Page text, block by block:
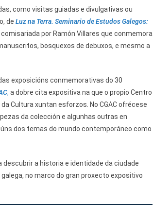
como visitas guiadas e divulgativas ou
de Luz na Terra. Seminario deEstudosGalegos:
por Ramón Villares que conmemora
bosquexos de debuxos, e mesmo a
exposicións conmemorativas do 30
, a dobre cita expositiva na que o propio Centro
Cultura xuntan esforzos. No CGAC ofrécese
da colección e algunhas outras en
dos temas do mundo contemporáneo como
descubrir a historia e identidade da ciudade
no marco do gran proxecto expositivo